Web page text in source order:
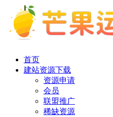
首页
建站资源下载
资源申请
会员
联盟推广
稀缺资源